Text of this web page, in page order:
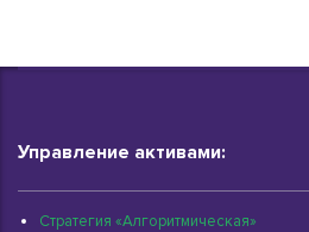
Управление активами:
Стратегия «Алгоритмическая»